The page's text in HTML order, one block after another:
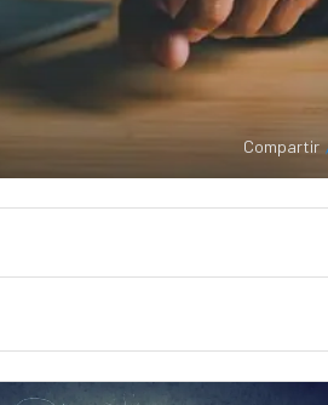
Compartir